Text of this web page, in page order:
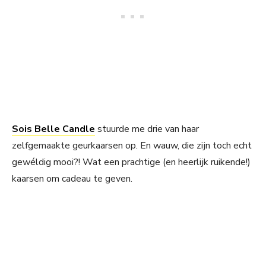
Sois Belle Candle stuurde me drie van haar
zelfgemaakte geurkaarsen op. En wauw, die zijn toch echt
gewéldig mooi?! Wat een prachtige (en heerlijk ruikende!)
kaarsen om cadeau te geven.